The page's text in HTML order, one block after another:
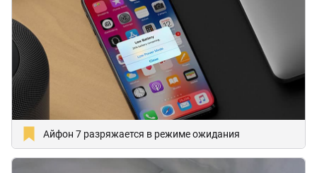
Айфон 7 разряжается в режиме ожидания